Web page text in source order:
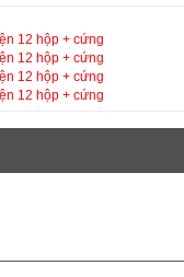
12 hộp + cứng
12 hộp + cứng
12 hộp + cứng
12 hộp + cứng